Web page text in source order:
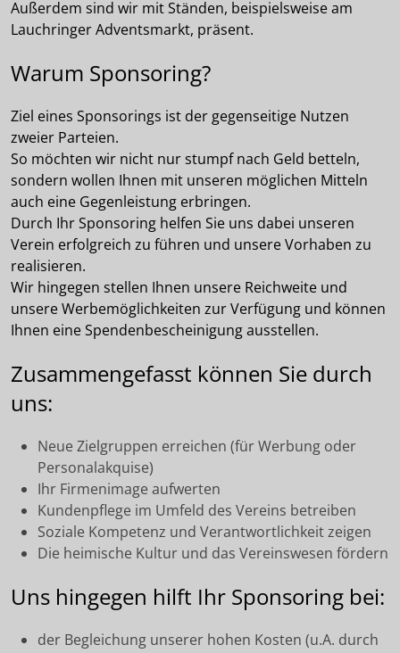
Außerdem sind wir mit Ständen, beispielsweise am
Lauchringer Adventsmarkt, präsent.
Warum Sponsoring?
Ziel eines Sponsorings ist der gegenseitige Nutzen
zweier Parteien.
So möchten wir nicht nur stumpf nach Geld betteln,
sondern wollen Ihnen mit unseren möglichen Mitteln
auch eine Gegenleistung erbringen.
Durch Ihr Sponsoring helfen Sie uns dabei unseren
Verein erfolgreich zu führen und unsere Vorhaben zu
realisieren.
Wir hingegen stellen Ihnen unsere Reichweite und
unsere Werbemöglichkeiten zur Verfügung und können
Ihnen eine Spendenbescheinigung ausstellen.
Zusammengefasst können Sie durch
uns:
Neue Zielgruppen erreichen (für Werbung oder
Personalakquise)
Ihr Firmenimage aufwerten
Kundenpflege im Umfeld des Vereins betreiben
Soziale Kompetenz und Verantwortlichkeit zeigen
Die heimische Kultur und das Vereinswesen fördern
Uns hingegen hilft Ihr Sponsoring bei:
der Begleichung unserer hohen Kosten (u.A. durch